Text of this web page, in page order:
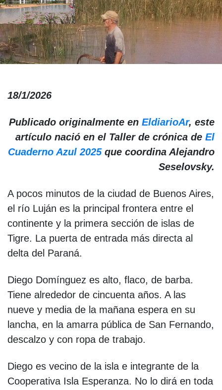
18/1/2026
Publicado originalmente en EldiarioAr, este
artículo nació en el Taller de crónica de El
Cuaderno Azul 2025 que coordina Alejandro
Seselovsky.
A pocos minutos de la ciudad de Buenos Aires,
el río Luján es la principal frontera entre el
continente y la primera sección de islas de
Tigre. La puerta de entrada más directa al
delta del Paraná.
Diego Domínguez es alto, flaco, de barba.
Tiene alrededor de cincuenta años. A las
nueve y media de la mañana espera en su
lancha, en la amarra pública de San Fernando,
descalzo y con ropa de trabajo.
Diego es vecino de la isla e integrante de la
Cooperativa Isla Esperanza. No lo dirá en toda